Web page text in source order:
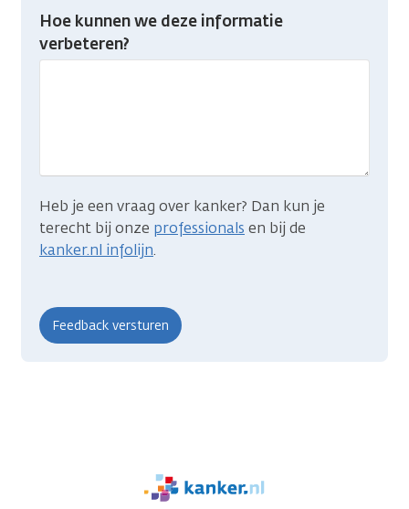
Heb
gevonden
Hoe kunnen we deze informatie
verbeteren?
Heb je een vraag over kanker? Dan kun je
terecht bij onze professionals en bij de
kanker.nl infolijn.
We